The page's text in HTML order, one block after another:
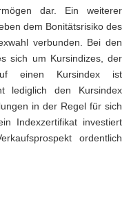
dar. Ein weiterer
dem Bonitätsrisiko des
verbunden. Bei den
sich um Kursindizes, der
einen Kursindex ist
lediglich den Kursindex
in der Regel für sich
Indexzertifikat investiert
ordentlich